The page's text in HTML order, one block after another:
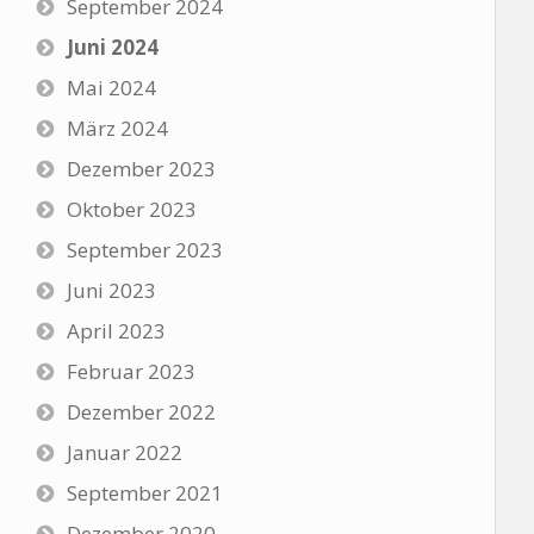
September 2024
Juni 2024
Mai 2024
März 2024
Dezember 2023
Oktober 2023
September 2023
Juni 2023
April 2023
Februar 2023
Dezember 2022
Januar 2022
September 2021